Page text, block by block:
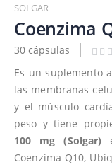
al
comienzo
de
la
galería
imágenes
SOLGAR
Coenzima
30 cápsulas
Es un suplemento
las membranas
y el músculo
peso y tiene
100 mg (Solgar)
Coenzima Q10,